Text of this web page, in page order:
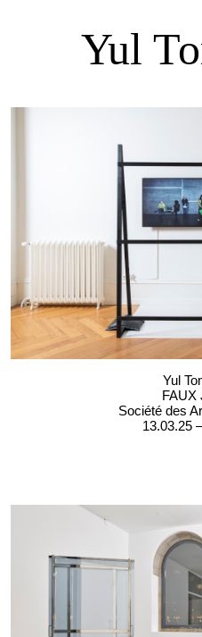
Yul
Yul
FAUX
Société des
13.03.25